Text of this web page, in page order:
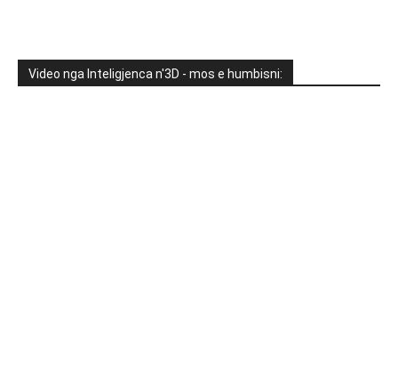
Video nga Inteligjenca n'3D - mos e humbisni: